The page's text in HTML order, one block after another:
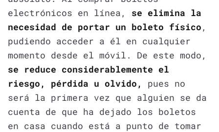
electrónicos en línea, se elimina la
necesidad de portar un boleto físico ,
pudiendo acceder a él en cualquier
momento desde el móvil. De este modo,
se reduce considerablemente el
riesgo, pérdida u olvido, pues no
será la primera vez que alguien se da
cuenta de que ha dejado los boletos
en casa cuando está a punto de tomar